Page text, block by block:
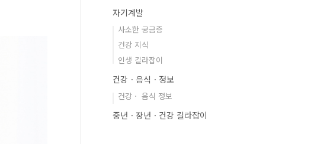
자기계발
사소한 궁금증
건강 지식
인생 길라잡이
건강ㆍ음식ㆍ정보
건강ㆍ 음식 정보
중년ㆍ장년ㆍ건강 길라잡이